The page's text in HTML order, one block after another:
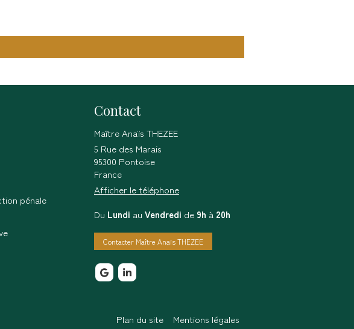
pénale
Contact
Maître Anaïs THEZEE
5 Rue des Marais
95300 Pontoise
France
Afficher le téléphone
Du Lundi au Vendredi de 9h à 20h
Contacter Maître Anaïs THEZEE
Plan du site Mentions légales